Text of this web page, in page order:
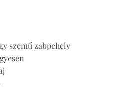
szemű zabpehely